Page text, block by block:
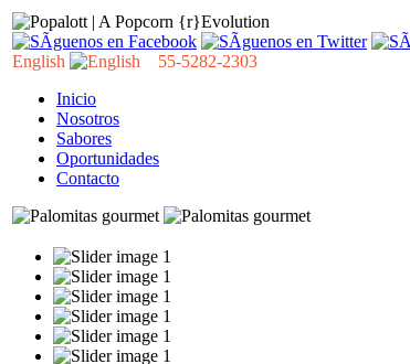
English
55-5282-2303
Inicio
Nosotros
Sabores
Oportunidades
Contacto